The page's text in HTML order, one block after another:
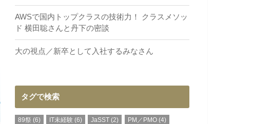
AWSで国内トップクラスの技術力！ クラスメソッ
ド 横田聡さんと丹下の密談
大の視点／新卒として入社するみなさん
タグで検索
89祭 (6) IT未経験 (6) JaSST (2) PM／PMO(4)